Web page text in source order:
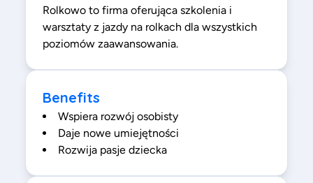
Rolkowo to firma oferująca szkolenia i
warsztaty z jazdy na rolkach dla wszystkich
poziomów zaawansowania.
Benefits
Wspiera rozwój osobisty
Daje nowe umiejętności
Rozwija pasje dziecka